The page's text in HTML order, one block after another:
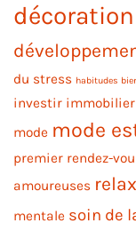
du stress habitudes
investir
mode mode
premier rendez-
amoureuses
mentale soin de